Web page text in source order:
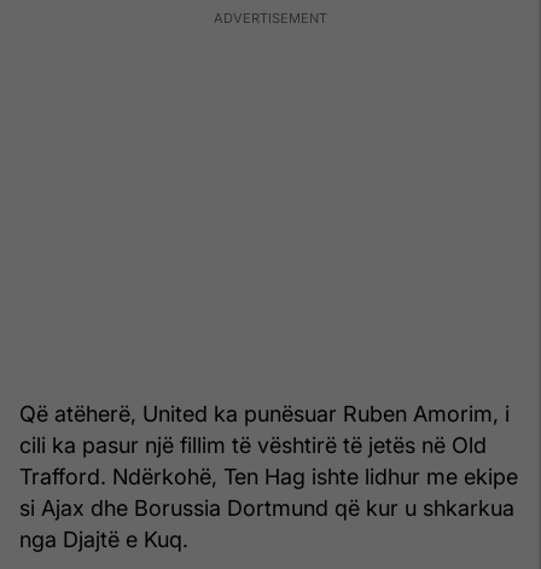
Që atëherë, United ka punësuar Ruben Amorim, i
cili ka pasur një fillim të vështirë të jetës në Old
Trafford. Ndërkohë, Ten Hag ishte lidhur me ekipe
si Ajax dhe Borussia Dortmund që kur u shkarkua
nga Djajtë e Kuq.